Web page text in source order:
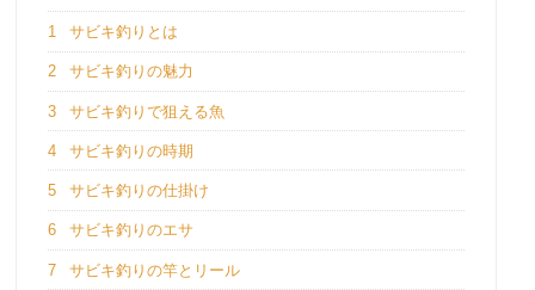
1 サビキ釣りとは
2 サビキ釣りの魅力
3 サビキ釣りで狙える魚
4 サビキ釣りの時期
5 サビキ釣りの仕掛け
6 サビキ釣りのエサ
7 サビキ釣りの竿とリール